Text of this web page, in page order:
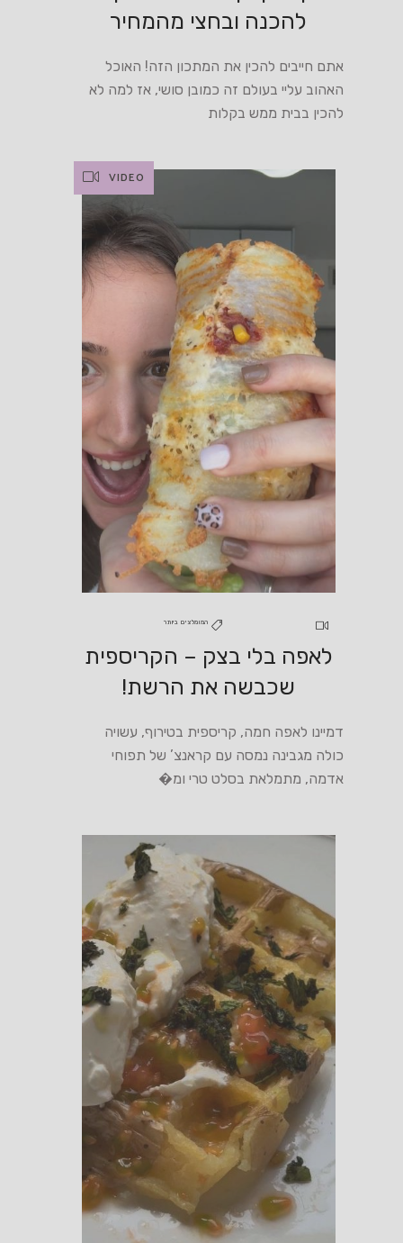
להכנה ובחצי מהמחיר
אתם חייבים להכין את המתכון הזה! האוכל
האהוב עליי בעולם זה כמובן סושי, אז למה לא
להכין בבית ממש בקלות
VIDEO
המומלצים ביותר
לאפה בלי בצק – הקריספית
שכבשה את הרשת!
דמיינו לאפה חמה, קריספית בטירוף, עשויה
כולה מגבינה נמסה עם קראנצ’ של תפוחי
אדמה, מתמלאת בסלט טרי ומ�